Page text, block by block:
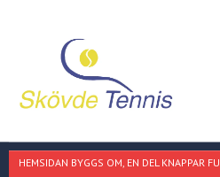
HEMSIDAN BYGGS OM, EN DEL KNAPPAR